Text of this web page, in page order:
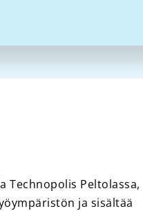
Technopolis Peltolassa,
ja sisältää